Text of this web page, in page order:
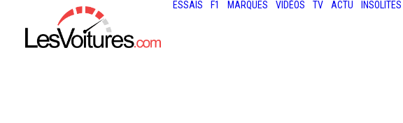
ESSAIS F1 MARQUES VIDÉOS TV ACTU INSOLITES